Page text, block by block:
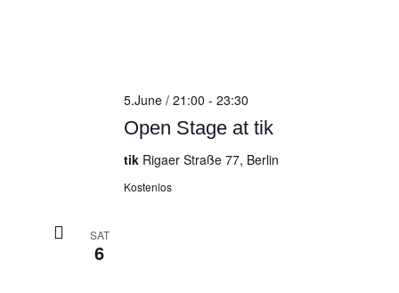
Open Stage at tik
5.June / 21:00 - 23:30
tik Rigaer Straße 77, Berlin
Kostenlos
SAT
6